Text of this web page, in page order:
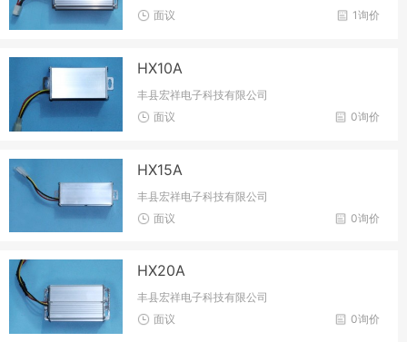
1询价
面议
HX10A
丰县宏祥电子科技有限公司
0询价
面议
HX15A
丰县宏祥电子科技有限公司
0询价
面议
HX20A
丰县宏祥电子科技有限公司
0询价
面议